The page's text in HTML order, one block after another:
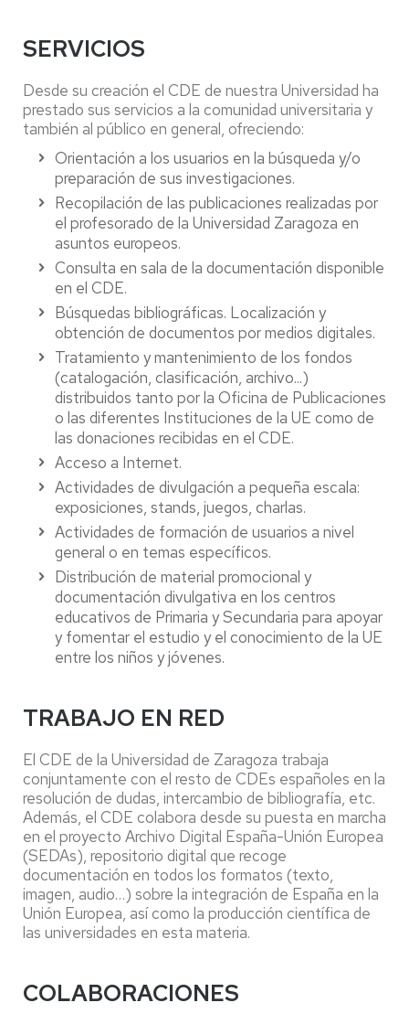
SERVICIOS
Desde su creación el CDE de nuestra Universidad ha
prestado sus servicios a la comunidad universitaria y
también al público en general, ofreciendo:
Orientación a los usuarios en la búsqueda y/o
preparación de sus investigaciones.
Recopilación de las publicaciones realizadas por
el profesorado de la Universidad Zaragoza en
asuntos europeos.
Consulta en sala de la documentación disponible
en el CDE.
Búsquedas bibliográficas. Localización y
obtención de documentos por medios digitales.
Tratamiento y mantenimiento de los fondos
(catalogación, clasificación, archivo...)
distribuidos tanto por la Oficina de Publicaciones
o las diferentes Instituciones de la UE como de
las donaciones recibidas en el CDE.
Acceso a Internet.
Actividades de divulgación a pequeña escala:
exposiciones, stands, juegos, charlas.
Actividades de formación de usuarios a nivel
general o en temas específicos.
Distribución de material promocional y
documentación divulgativa en los centros
educativos de Primaria y Secundaria para apoyar
y fomentar el estudio y el conocimiento de la UE
entre los niños y jóvenes.
TRABAJO EN RED
El CDE de la Universidad de Zaragoza trabaja
conjuntamente con el resto de CDEs españoles en la
resolución de dudas, intercambio de bibliografía, etc.
Además, el CDE colabora desde su puesta en marcha
en el proyecto Archivo Digital España-Unión Europea
(SEDAs), repositorio digital que recoge
documentación en todos los formatos (texto,
imagen, audio…) sobre la integración de España en la
Unión Europea, así como la producción científica de
las universidades en esta materia.
COLABORACIONES